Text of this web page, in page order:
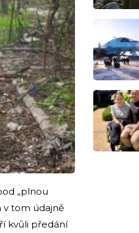
i
„plnou
v tom údajně
kvůli předání